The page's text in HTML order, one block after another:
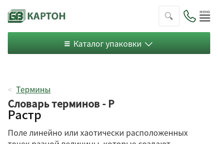
Каталог упаковки
Термины
Словарь терминов - Р
Растр
Поле линейно или хаотически расположенных